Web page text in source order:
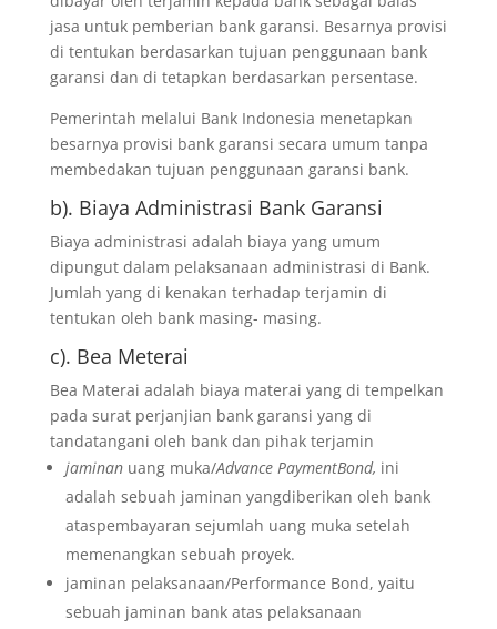
jasa untuk pemberian bank garansi. Besarnya provisi
di tentukan berdasarkan tujuan penggunaan bank
garansi dan di tetapkan berdasarkan persentase.
Pemerintah melalui Bank Indonesia menetapkan
besarnya provisi bank garansi secara umum tanpa
membedakan tujuan penggunaan garansi bank.
b). Biaya Administrasi Bank Garansi
Biaya administrasi adalah biaya yang umum
dipungut dalam pelaksanaan administrasi di Bank.
Jumlah yang di kenakan terhadap terjamin di
tentukan oleh bank masing- masing.
c). Bea Meterai
Bea Materai adalah biaya materai yang di tempelkan
pada surat perjanjian bank garansi yang di
tandatangani oleh bank dan pihak terjamin
jaminan uang muka/Advance PaymentBond, ini
adalah sebuah jaminan yangdiberikan oleh bank
ataspembayaran sejumlah uang muka setelah
memenangkan sebuah proyek.
jaminan pelaksanaan/Performance Bond, yaitu
sebuah jaminan bank atas pelaksanaan